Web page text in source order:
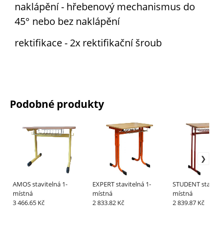
naklápění - hřebenový mechanismus do
45° nebo bez naklápění
rektifikace - 2x rektifikační šroub
Podobné produkty
AMOS stavitelná 1-
místná
3 466.65 Kč
EXPERT stavitelná 1-
místná
2 833.82 Kč
STUDENT
místná
2 839.87 Kč